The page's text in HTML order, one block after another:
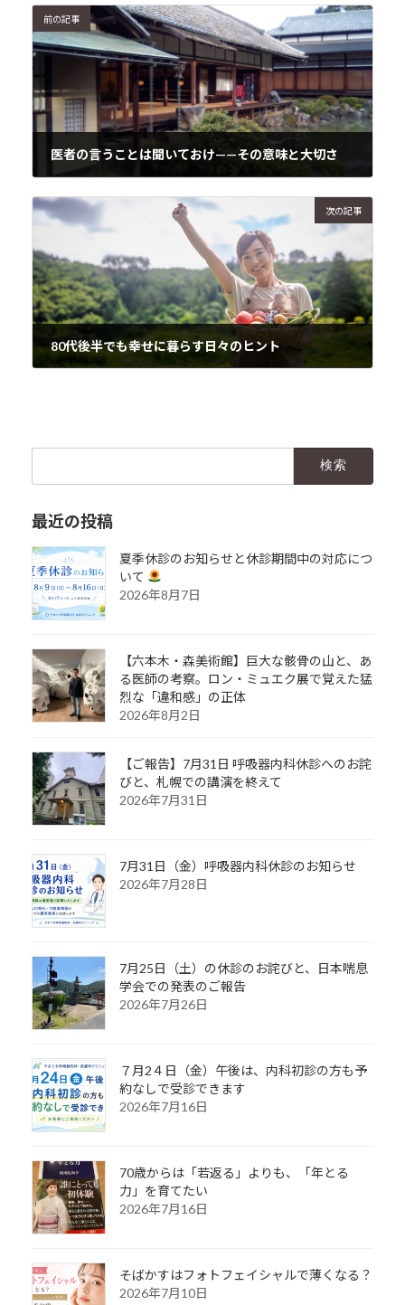
前の記事
医者の言うことは聞いておけ——その意味と大切さ
次の記事
80代後半でも幸せに暮らす日々のヒント
最近の投稿
夏季休診のお知らせと休診期間中の対応につ
いて
2026年8月7日
【六本木・森美術館】巨大な骸骨の山と、あ
る医師の考察。ロン・ミュエク展で覚えた猛
烈な「違和感」の正体
2026年8月2日
【ご報告】7月31日 呼吸器内科休診へのお詫
びと、札幌での講演を終えて
2026年7月31日
7月31日（金）呼吸器内科休診のお知らせ
2026年7月28日
7月25日（土）の休診のお詫びと、日本喘息
学会での発表のご報告
2026年7月26日
７月2４日（金）午後は、内科初診の方も予
約なしで受診できます
2026年7月16日
70歳からは「若返る」よりも、「年とる
力」を育てたい
2026年7月16日
そばかすはフォトフェイシャルで薄くなる？
2026年7月10日